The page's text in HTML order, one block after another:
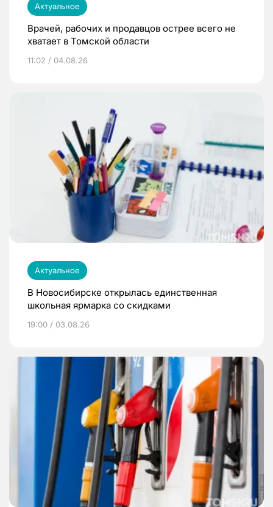
Актуальное
Врачей, рабочих и продавцов острее всего не
хватает в Томской области
11:02 / 04.08.26
Актуальное
В Новосибирске открылась единственная
школьная ярмарка со скидками
19:00 / 03.08.26